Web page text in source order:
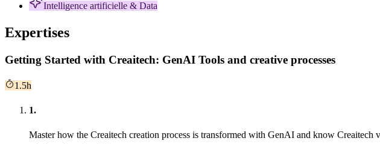
Intelligence artificielle & Data
Expertises
Getting Started with Creaitech: GenAI Tools and creative processes
1.5h
1.
Master how the Creaitech creation process is transformed with GenAI and know